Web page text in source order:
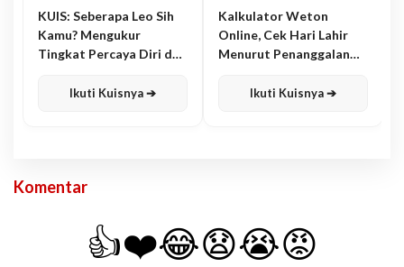
KUIS: Seberapa Leo Sih
Kamu? Mengukur
Tingkat Percaya Diri dan
Ikuti Kuisnya ➔
Kalkulator Weton
Online, Cek Hari Lahir
Menurut Penanggalan
Ikuti Kuisnya ➔
Komentar
👍❤️😂😧😭😡